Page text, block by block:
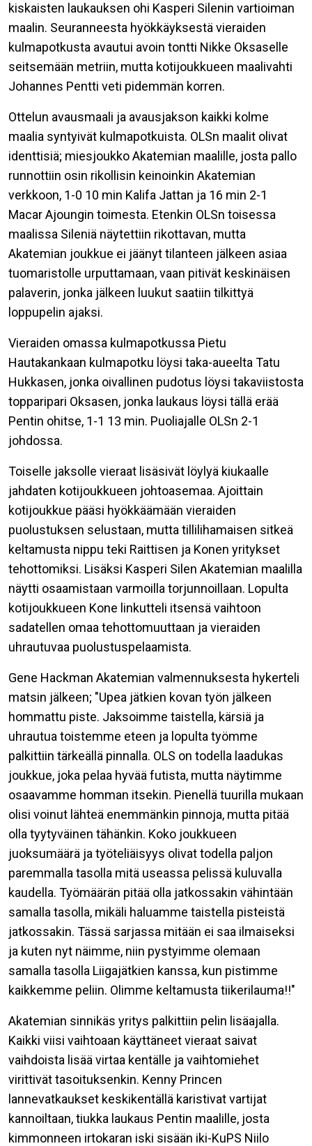
kiskaisten laukauksen ohi Kasperi Silenin vartioiman
maalin. Seuranneesta hyökkäyksestä vieraiden
kulmapotkusta avautui avoin tontti Nikke Oksaselle
seitsemään metriin, mutta kotijoukkueen maalivahti
Johannes Pentti veti pidemmän korren.
Ottelun avausmaali ja avausjakson kaikki kolme
maalia syntyivät kulmapotkuista. OLSn maalit olivat
identtisiä; miesjoukko Akatemian maalille, josta pallo
runnottiin osin rikollisin keinoinkin Akatemian
verkkoon, 1-0 10 min Kalifa Jattan ja 16 min 2-1
Macar Ajoungin toimesta. Etenkin OLSn toisessa
maalissa Sileniä näytettiin rikottavan, mutta
Akatemian joukkue ei jäänyt tilanteen jälkeen asiaa
tuomaristolle urputtamaan, vaan pitivät keskinäisen
palaverin, jonka jälkeen luukut saatiin tilkittyä
loppupelin ajaksi.
Vieraiden omassa kulmapotkussa Pietu
Hautakankaan kulmapotku löysi taka-aueelta Tatu
Hukkasen, jonka oivallinen pudotus löysi takaviistosta
topparipari Oksasen, jonka laukaus löysi tällä erää
Pentin ohitse, 1-1 13 min. Puoliajalle OLSn 2-1
johdossa.
Toiselle jaksolle vieraat lisäsivät löylyä kiukaalle
jahdaten kotijoukkueen johtoasemaa. Ajoittain
kotijoukkue pääsi hyökkäämään vieraiden
puolustuksen selustaan, mutta tillilihamaisen sitkeä
keltamusta nippu teki Raittisen ja Konen yritykset
tehottomiksi. Lisäksi Kasperi Silen Akatemian maalilla
näytti osaamistaan varmoilla torjunnoillaan. Lopulta
kotijoukkueen Kone linkutteli itsensä vaihtoon
sadatellen omaa tehottomuuttaan ja vieraiden
uhrautuvaa puolustuspelaamista.
Gene Hackman Akatemian valmennuksesta hykerteli
matsin jälkeen; "Upea jätkien kovan työn jälkeen
hommattu piste. Jaksoimme taistella, kärsiä ja
uhrautua toistemme eteen ja lopulta työmme
palkittiin tärkeällä pinnalla. OLS on todella laadukas
joukkue, joka pelaa hyvää futista, mutta näytimme
osaavamme homman itsekin. Pienellä tuurilla mukaan
olisi voinut lähteä enemmänkin pinnoja, mutta pitää
olla tyytyväinen tähänkin. Koko joukkueen
juoksumäärä ja työteliäisyys olivat todella paljon
paremmalla tasolla mitä useassa pelissä kuluvalla
kaudella. Työmäärän pitää olla jatkossakin vähintään
samalla tasolla, mikäli haluamme taistella pisteistä
jatkossakin. Tässä sarjassa mitään ei saa ilmaiseksi
ja kuten nyt näimme, niin pystyimme olemaan
samalla tasolla Liigajätkien kanssa, kun pistimme
kaikkemme peliin. Olimme keltamusta tiikerilauma!!"
Akatemian sinnikäs yritys palkittiin pelin lisäajalla.
Kaikki viisi vaihtoaan käyttäneet vieraat saivat
vaihdoista lisää virtaa kentälle ja vaihtomiehet
virittivät tasoituksenkin. Kenny Princen
lannevatkaukset keskikentällä karistivat vartijat
kannoiltaan, tiukka laukaus Pentin maalille, josta
kimmonneen irtokaran iski sisään iki-KuPS Niilo